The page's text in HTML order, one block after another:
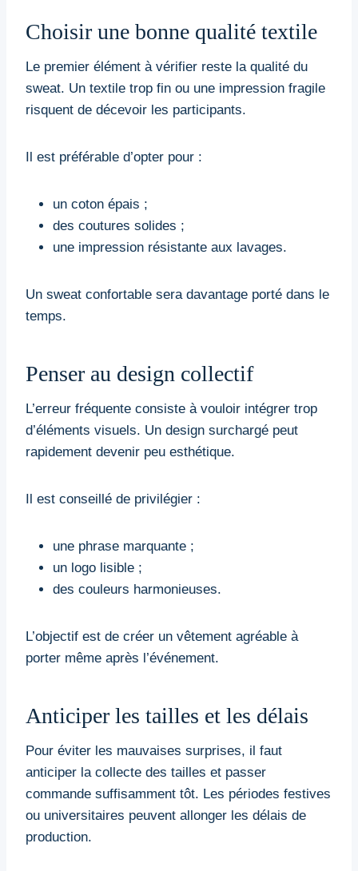
Choisir une bonne qualité textile
Le premier élément à vérifier reste la qualité du
sweat. Un textile trop fin ou une impression fragile
risquent de décevoir les participants.
Il est préférable d’opter pour :
un coton épais ;
des coutures solides ;
une impression résistante aux lavages.
Un sweat confortable sera davantage porté dans le
temps.
Penser au design collectif
L’erreur fréquente consiste à vouloir intégrer trop
d’éléments visuels. Un design surchargé peut
rapidement devenir peu esthétique.
Il est conseillé de privilégier :
une phrase marquante ;
un logo lisible ;
des couleurs harmonieuses.
L’objectif est de créer un vêtement agréable à
porter même après l’événement.
Anticiper les tailles et les délais
Pour éviter les mauvaises surprises, il faut
anticiper la collecte des tailles et passer
commande suffisamment tôt. Les périodes festives
ou universitaires peuvent allonger les délais de
production.